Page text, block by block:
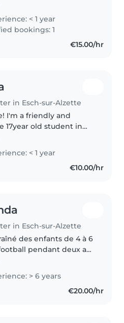
and loves to spend time
am good in
wanted to do this
< 1 year
bookings: 1
€15.00/hr
in Esch-sur-Alzette
I'm a friendly and
17year old student in
as a babysitter. I'm
with pets and light
and I love engaging..
< 1 year
€10.00/hr
in Esch-sur-Alzette
des enfants de 4 à 6
pendant deux ans
pendant plusieurs
le matin avant d'aller à
> 6 years
€20.00/hr